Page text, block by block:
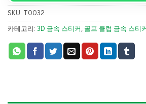
SKU: T0032
카테고리: 3D 금속 스티커 골프 클럽 금속 스티